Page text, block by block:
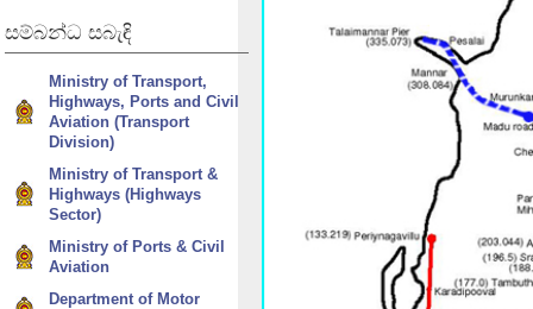
සම්බන්ධ සබැඳි
Ministry of Transport,
Highways, Ports and Civil
Aviation (Transport
Division)
Ministry of Transport &
Highways (Highways
Sector)
Ministry of Ports & Civil
Aviation
Department of Motor